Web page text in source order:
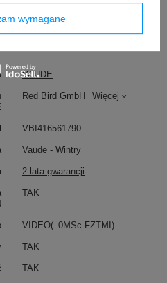
VAUDE
Red Bird GmbH Więcej
VBI416561790
Vaude - Wintry
2 lata gwarancji
TAK
VIDEO(_0MSc-FZTMI)
TAK
TAK
wymagane